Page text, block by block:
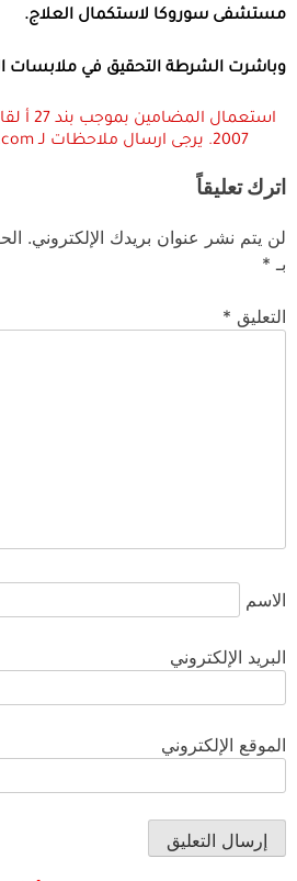
مستشفى سوروكا لاستكمال العلاج.
وباشرت الشرطة التحقيق في ملابسات
2007. يرجى ارسال ملاحظات لـ akkanet.net@gmail.com
اترك تعليقاً
لن يتم نشر عنوان بريدك الإلكتروني.
بـ *
التعليق *
الاسم
البريد الإلكتروني
الموقع الإلكتروني